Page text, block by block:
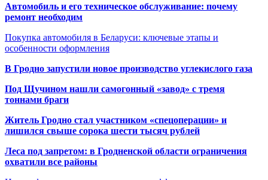
Автомобиль и его техническое обслуживание: почему
ремонт необходим
Покупка автомобиля в Беларуси: ключевые этапы и
особенности оформления
В Гродно запустили новое производство углекислого газа
Под Щучином нашли самогонный «завод» с тремя
тоннами браги
Житель Гродно стал участником «спецоперации» и
лишился свыше сорока шести тысяч рублей
Леса под запретом: в Гродненской области ограничения
охватили все районы